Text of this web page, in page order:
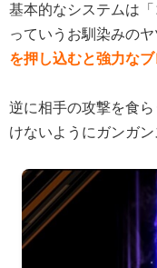
基本的なシステムは
っていうお馴染みの
を押し込むと強力な
逆に相手の攻撃を食
けないようにガンガ